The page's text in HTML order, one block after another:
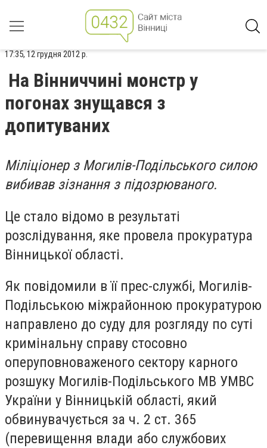
17:35, 12 грудня 2012 р.
На Вінниччині монстр у
погонах знущався з
допитуваних
Міліціонер з Могилів-Подільського силою
вибивав зізнання з підозрюваного.
Це стало відомо в результаті
розслідування, яке провела прокуратура
Вінницької області.
Як повідомили в її прес-службі, Могилів-
Подільською міжрайонною прокуратурою
направлено до суду для розгляду по суті
кримінальну справу стосовно
оперуповноваженого сектору карного
розшуку Могилів-Подільського МВ УМВС
України у Вінницькій області, який
обвинувачується за ч. 2 ст. 365
(перевищення влади або службових